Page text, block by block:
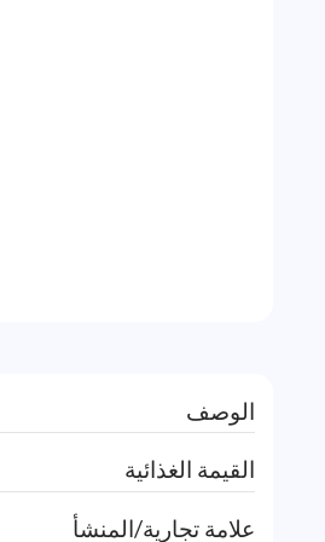
الوصف
القيمة الغذائية
علامة تجارية/المنشأ